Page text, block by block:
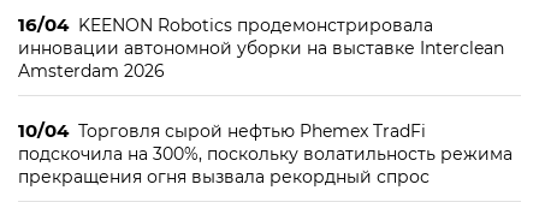
16/04 KEENON Robotics продемонстрировала
инновации автономной уборки на выставке Interclean
Amsterdam 2026
10/04 Торговля сырой нефтью Phemex TradFi
подскочила на 300%, поскольку волатильность режима
прекращения огня вызвала рекордный спрос